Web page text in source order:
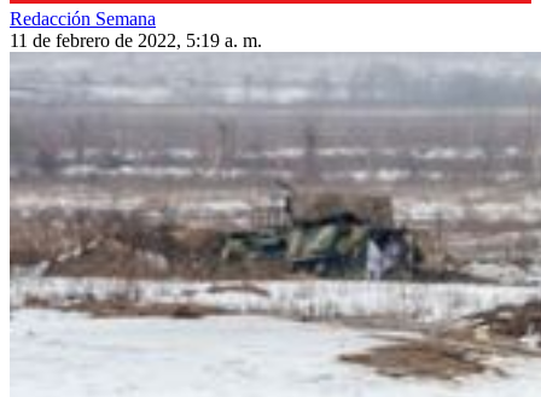
Redacción Semana
11 de febrero de 2022, 5:19 a. m.